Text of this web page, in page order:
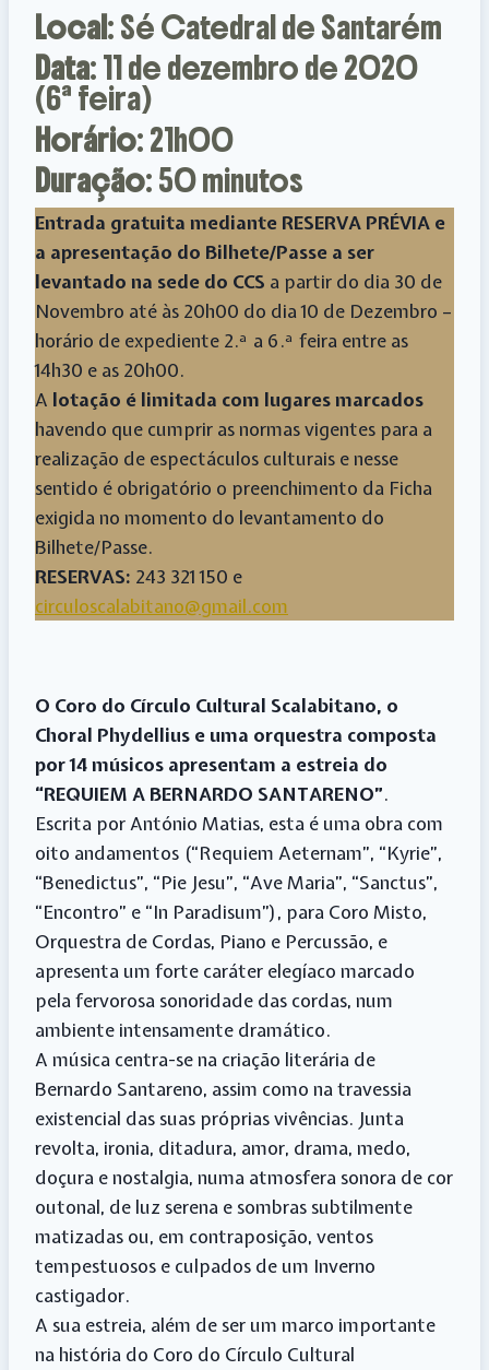
Local: Sé Catedral de Santarém
Data: 11 de dezembro de 2020
(6ª feira)
Horário: 21h00
Duração: 50 minutos
Entrada gratuita mediante RESERVA PRÉVIA e
a apresentação do Bilhete/Passe a ser
levantado na sede do CCS a partir do dia 30 de
Novembro até às 20h00 do dia 10 de Dezembro –
horário de expediente 2.ª a 6.ª feira entre as
14h30 e as 20h00.
A lotação é limitada com lugares marcados
havendo que cumprir as normas vigentes para a
realização de espectáculos culturais e nesse
sentido é obrigatório o preenchimento da Ficha
exigida no momento do levantamento do
Bilhete/Passe.
RESERVAS: 243 321 150 e
circuloscalabitano@gmail.com
O Coro do Círculo Cultural Scalabitano, o
Choral Phydellius e uma orquestra composta
por 14 músicos apresentam a estreia do
“REQUIEM A BERNARDO SANTARENO”.
Escrita por António Matias, esta é uma obra com
oito andamentos (“Requiem Aeternam”, “Kyrie”,
“Benedictus”, “Pie Jesu”, “Ave Maria”, “Sanctus”,
“Encontro” e “In Paradisum”), para Coro Misto,
Orquestra de Cordas, Piano e Percussão, e
apresenta um forte caráter elegíaco marcado
pela fervorosa sonoridade das cordas, num
ambiente intensamente dramático.
A música centra-se na criação literária de
Bernardo Santareno, assim como na travessia
existencial das suas próprias vivências. Junta
revolta, ironia, ditadura, amor, drama, medo,
doçura e nostalgia, numa atmosfera sonora de cor
outonal, de luz serena e sombras subtilmente
matizadas ou, em contraposição, ventos
tempestuosos e culpados de um Inverno
castigador.
A sua estreia, além de ser um marco importante
na história do Coro do Círculo Cultural